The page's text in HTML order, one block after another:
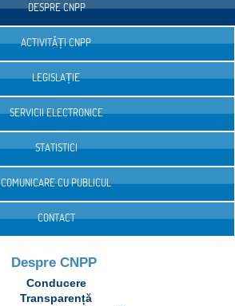
DESPRE CNPP
ACTIVITĂȚI CNPP
LEGISLAȚIE
SERVICII ELECTRONICE
STATISTICI
COMUNICARE CU PUBLICUL
CONTACT
Despre CNPP
Conducere
Transparență